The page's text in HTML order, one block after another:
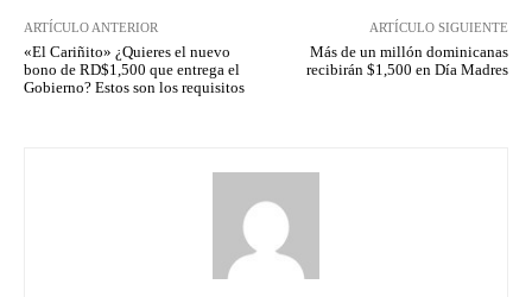
ARTÍCULO ANTERIOR
«El Cariñito» ¿Quieres el nuevo
bono de RD$1,500 que entrega el
Gobierno? Estos son los requisitos
ARTÍCULO SIGUIENTE
Más de un millón dominicanas
recibirán $1,500 en Día Madres